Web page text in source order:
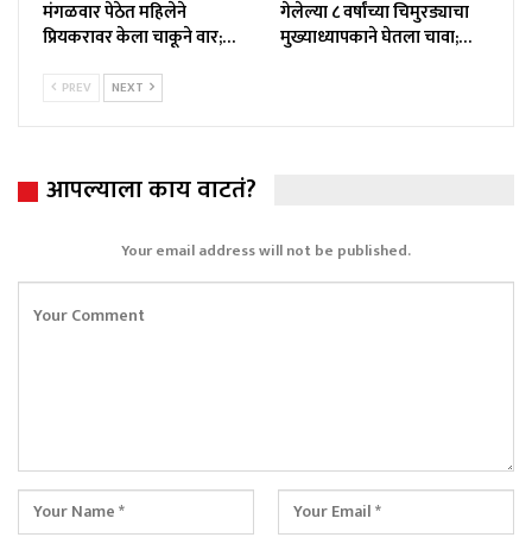
मंगळवार पेठेत महिलेने
प्रियकरावर केला चाकूने वार;…
गेलेल्या ८ वर्षांच्या चिमुरड्याचा
मुख्याध्यापकाने घेतला चावा;…
PREV NEXT
आपल्याला काय वाटतं?
Your email address will not be published.